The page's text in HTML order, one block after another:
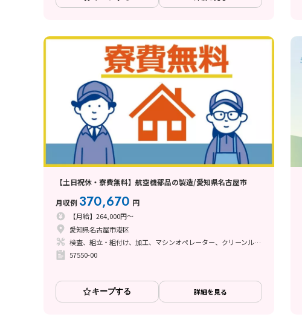
【土日祝休・寮費無料】航空機部品の製造/愛知県名古屋市
月収例 370,670 円
【月給】264,000円～
愛知県名古屋市港区
検査、組立・組付け、加工、マシンオペレーター、クリーンルーム、清掃・洗浄、品質管理、メンテナンス・保全、フォークリフト、玉掛け・クレーン、ライン作業、鋳造・鍛造、立ち作業、溶接、塗装、バリ取り、その他
57550-00
キープする 詳細を見る